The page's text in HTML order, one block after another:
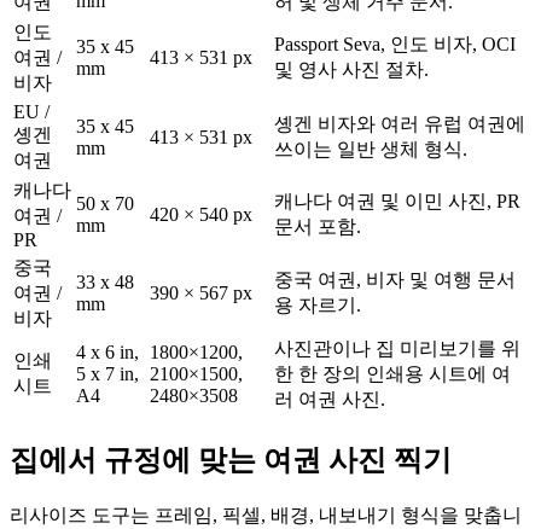
인도
여권 /
비자
35 x 45
mm
413 × 531 px
Passport Seva, 인도 비자, OCI
및 영사 사진 절차.
EU /
솅겐
여권
35 x 45
mm
413 × 531 px
솅겐 비자와 여러 유럽 여권에
쓰이는 일반 생체 형식.
캐나다
여권 /
PR
50 x 70
mm
420 × 540 px
캐나다 여권 및 이민 사진, PR
문서 포함.
중국
여권 /
비자
33 x 48
mm
390 × 567 px
중국 여권, 비자 및 여행 문서
용 자르기.
인쇄
시트
4 x 6 in,
5 x 7 in,
A4
1800×1200,
2100×1500,
2480×3508
사진관이나 집 미리보기를 위
한 한 장의 인쇄용 시트에 여
러 여권 사진.
집에서 규정에 맞는 여권 사진 찍기
리사이즈 도구는 프레임, 픽셀, 배경, 내보내기 형식을 맞춥니